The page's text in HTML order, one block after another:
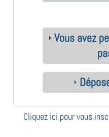
Vous avez
Cliquez ici pour vous